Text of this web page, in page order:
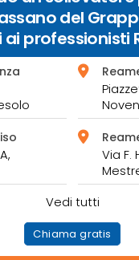
del
professionisti
Via F.
Vedi tutti
Chiama gratis